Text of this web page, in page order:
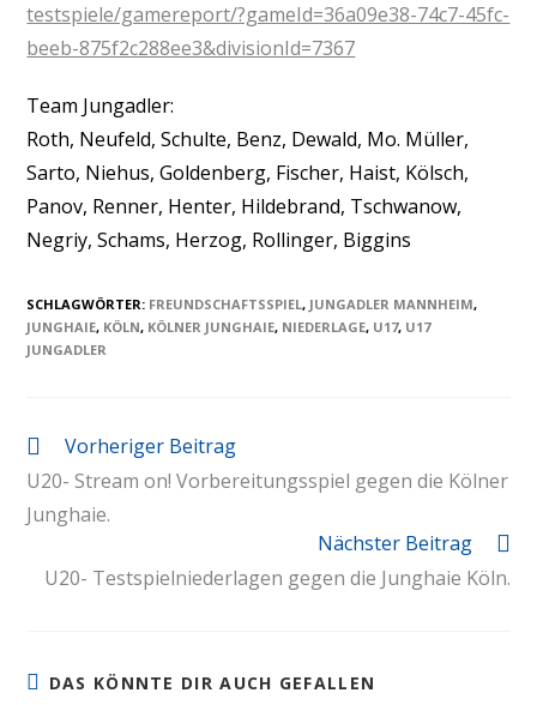
testspiele/gamereport/?gameId=36a09e38-74c7-45fc-
beeb-875f2c288ee3&divisionId=7367
Team Jungadler:
Roth, Neufeld, Schulte, Benz, Dewald, Mo. Müller,
Sarto, Niehus, Goldenberg, Fischer, Haist, Kölsch,
Panov, Renner, Henter, Hildebrand, Tschwanow,
Negriy, Schams, Herzog, Rollinger, Biggins
SCHLAGWÖRTER: FREUNDSCHAFTSSPIEL, JUNGADLER MANNHEIM,
JUNGHAIE, KÖLN, KÖLNER JUNGHAIE, NIEDERLAGE, U17, U17
JUNGADLER
Vorheriger Beitrag
U20- Stream on! Vorbereitungsspiel gegen die Kölner
Junghaie.
Nächster Beitrag
U20- Testspielniederlagen gegen die Junghaie Köln.
DAS KÖNNTE DIR AUCH GEFALLEN